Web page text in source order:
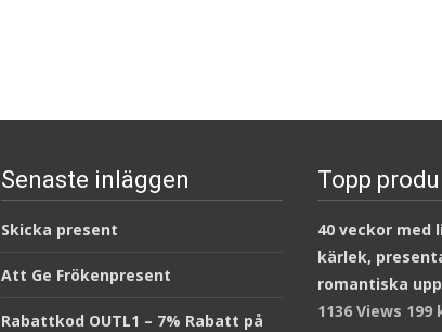
Senaste inläggen
Skicka present
Att Ge Frökenpresent
Rabattkod OUTL1 – 7% Rabatt på
Topp
40 veckor med
kärlek,
romantiska
1136 Views 199